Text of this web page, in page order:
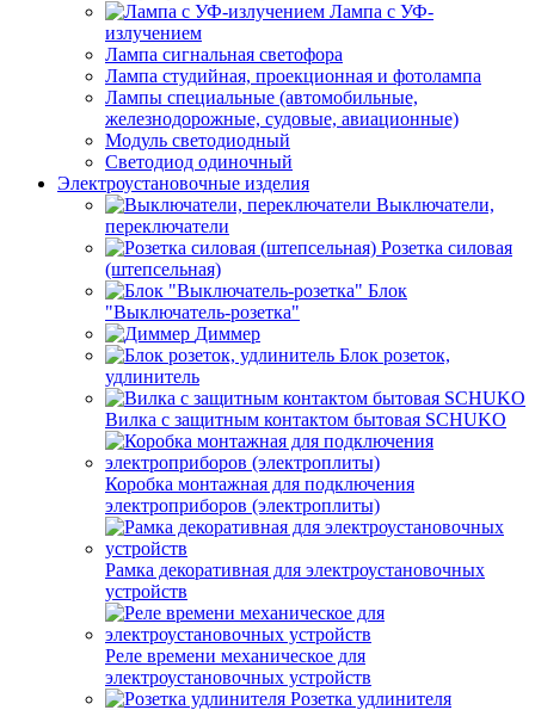
Лампа с УФ-
излучением
Лампа сигнальная светофора
Лампа студийная, проекционная и фотолампа
Лампы специальные (автомобильные,
железнодорожные, судовые, авиационные)
Модуль светодиодный
Светодиод одиночный
Электроустановочные изделия
Выключатели,
переключатели
Розетка силовая
(штепсельная)
Блок
"Выключатель-розетка"
Диммер
Блок розеток,
удлинитель
Вилка с защитным контактом бытовая SCHUKO
Коробка монтажная для подключения
электроприборов (электроплиты)
Рамка декоративная для электроустановочных
устройств
Реле времени механическое для
электроустановочных устройств
Розетка удлинителя